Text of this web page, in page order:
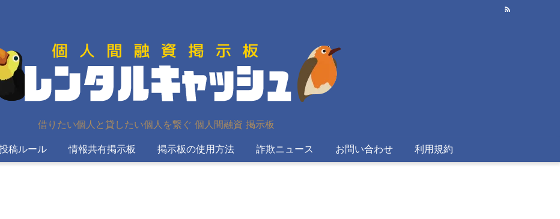
借りたい個人と貸したい個人を繋ぐ 個人間融資 掲示板
稿ルール 情報共有掲示板 掲示板の使用方法 詐欺ニュース お問い合わせ 利用規約